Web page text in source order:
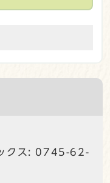
クス: 0745-62-